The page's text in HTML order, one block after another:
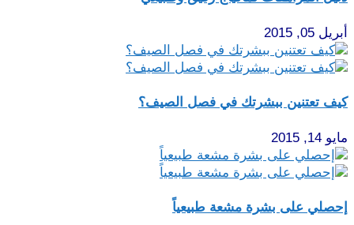
أبريل 05, 2015
كيف تعتنين ببشرتك في فصل الصيف؟
مايو 14, 2015
إحصلي على بشرة مشعة طبيعياً